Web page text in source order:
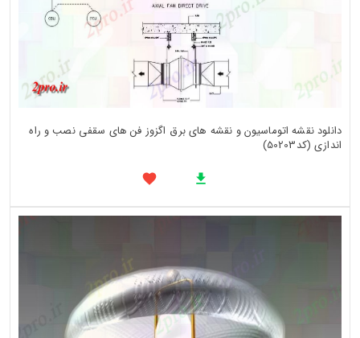
دانلود نقشه اتوماسیون و نقشه های برق اگزوز فن های سقفی نصب و راه
اندازی (کد50203)